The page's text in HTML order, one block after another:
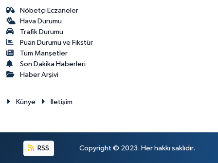
Nöbetçi Eczaneler
Hava Durumu
Trafik Durumu
Puan Durumu ve Fikstür
Tüm Manşetler
Son Dakika Haberleri
Haber Arşivi
Künye İletişim
RSS Copyright © 2023. Her hakkı saklıdır.